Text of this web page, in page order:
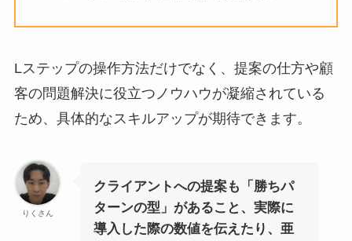
Lステップの操作方法だけでなく、提案の仕方や顧
客の問題解決に役立つノウハウが凝縮されている
ため、具体的なスキルアップが期待できます。
りくさん
クライアントへの提案も「勝ちパ
ターンの型」があること、実際に
導入した際の数値を伝えたり、亜